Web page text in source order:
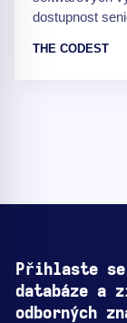
dostupnost
THE CODEST
Přihlaste
databáze a
odborných